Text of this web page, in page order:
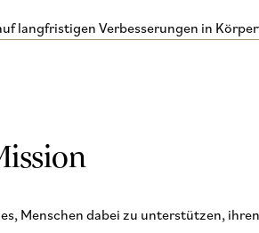
langfristigen Verbesserungen in
Menschen dabei zu unterstützen,